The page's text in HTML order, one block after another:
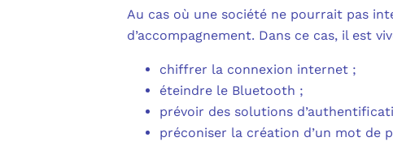
Au cas où une société ne pourrait pas
d’accompagnement. Dans ce cas, il est
chiffrer la connexion internet ;
éteindre le Bluetooth ;
prévoir des solutions
préconiser la création d’un mot de